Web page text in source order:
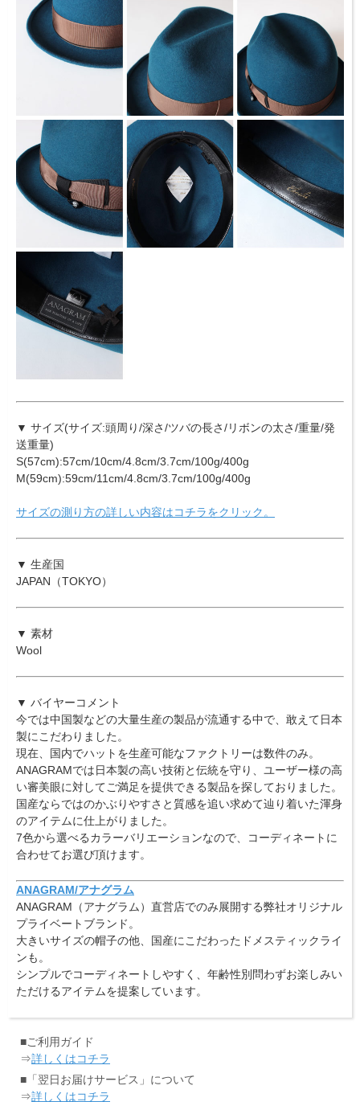
▼ サイズ(サイズ:頭周り/深さ/ツバの長さ/リボンの太さ/重量/発
送重量)
S(57cm):57cm/10cm/4.8cm/3.7cm/100g/400g
M(59cm):59cm/11cm/4.8cm/3.7cm/100g/400g
サイズの測り方の詳しい内容はコチラをクリック。
▼ 生産国
JAPAN（TOKYO）
▼ 素材
Wool
▼ バイヤーコメント
今では中国製などの大量生産の製品が流通する中で、敢えて日本
製にこだわりました。
現在、国内でハットを生産可能なファクトリーは数件のみ。
ANAGRAMでは日本製の高い技術と伝統を守り、ユーザー様の高
い審美眼に対してご満足を提供できる製品を探しておりました。
国産ならではのかぶりやすさと質感を追い求めて辿り着いた渾身
のアイテムに仕上がりました。
7色から選べるカラーバリエーションなので、コーディネートに
合わせてお選び頂けます。
ANAGRAM/アナグラム
ANAGRAM（アナグラム）直営店でのみ展開する弊社オリジナル
プライベートブランド。
大きいサイズの帽子の他、国産にこだわったドメスティックライ
ンも。
シンプルでコーディネートしやすく、年齢性別問わずお楽しみい
ただけるアイテムを提案しています。
■ご利用ガイド
⇒詳しくはコチラ
■「翌日お届けサービス」について
⇒詳しくはコチラ